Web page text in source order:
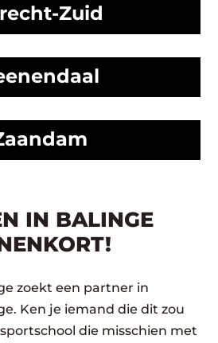
Zuid
IN BALINGE
zoekt een partner in
Ken je iemand die dit zou
die misschien met